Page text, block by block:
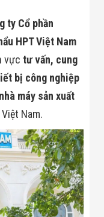
Giải Pháp Thiết
Bị Ngành Thực
Phẩm Đóng Gói
Giải Pháp Thiết
Bị Ngành May
Mặc - Giày Da
Giải Pháp Thiết
Kiện Điện Tử
Giải Pháp Thiết
Bị Ngành Giáo
Dục
Giải Pháp Thiết
Bị Ngành Bán
Lẻ - Retail
Giải Pháp
Chuyên Dụng
ty Cổ phần
HPT Việt Nam
vực tư vấn, cung
bị công nghiệp
nhà máy sản xuất
Nam.